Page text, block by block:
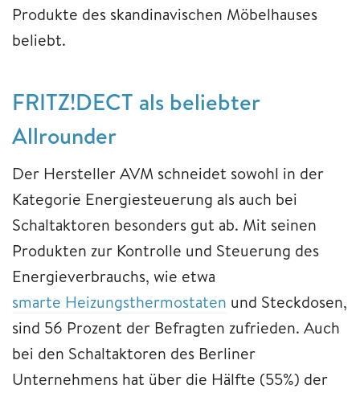
Produkte des skandinavischen Möbelhauses
beliebt.
FRITZ!DECT als beliebter
Allrounder
Der Hersteller AVM schneidet sowohl in der
Kategorie Energiesteuerung als auch bei
Schaltaktoren besonders gut ab. Mit seinen
Produkten zur Kontrolle und Steuerung des
Energieverbrauchs, wie etwa
smarte Heizungsthermostaten und Steckdosen,
sind 56 Prozent der Befragten zufrieden. Auch
bei den Schaltaktoren des Berliner
Unternehmens hat über die Hälfte (55%) der